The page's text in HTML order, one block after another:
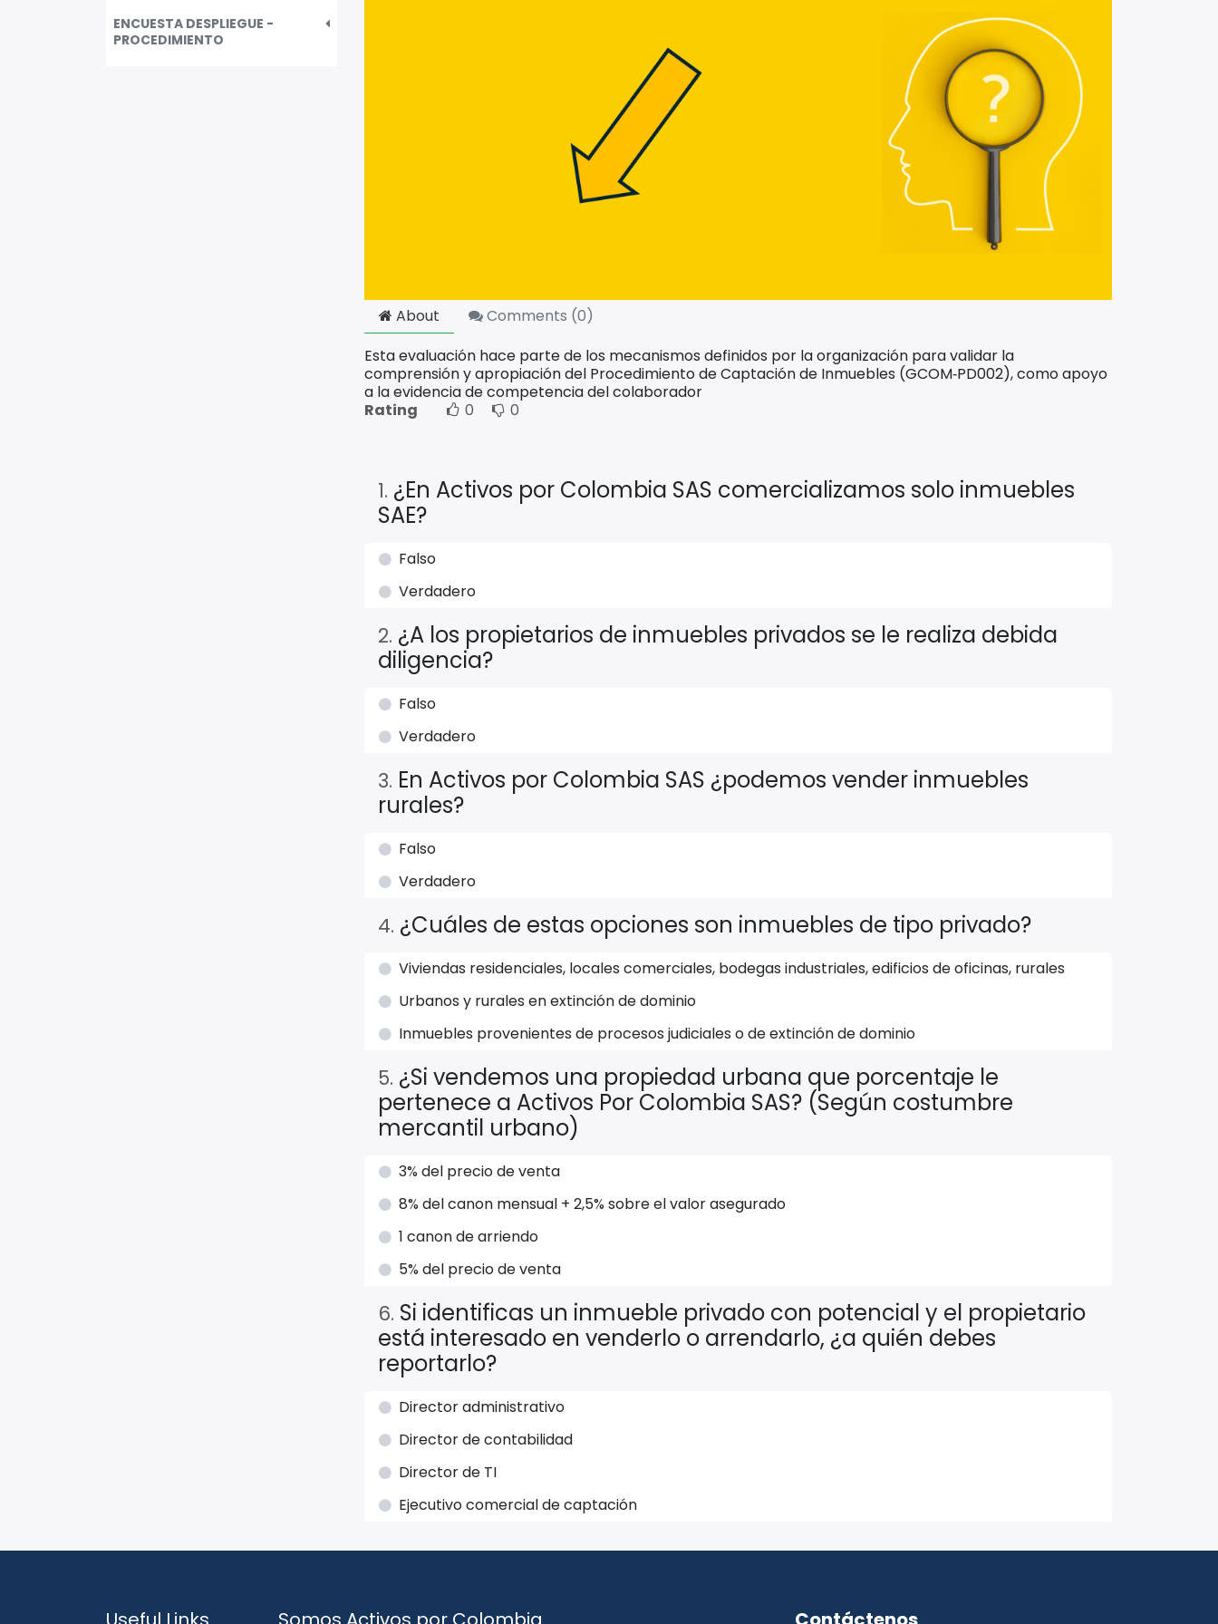
ENCUESTA DESPLIEGUE -
PROCEDIMIENTO
About Comments (0)
Esta evaluación hace parte de los mecanismos definidos por la organización para validar la
comprensión y apropiación del Procedimiento de Captación de Inmuebles (GCOM‑PD002), como apoyo
a la evidencia de competencia del colaborador
Rating
0 0
1. ¿En Activos por Colombia SAS comercializamos solo inmuebles
SAE?
Falso
Verdadero
2. ¿A los propietarios de inmuebles privados se le realiza debida
diligencia?
Falso
Verdadero
3. En Activos por Colombia SAS ¿podemos vender inmuebles
rurales?
Falso
Verdadero
4. ¿Cuáles de estas opciones son inmuebles de tipo privado?
Viviendas residenciales, locales comerciales, bodegas industriales, edificios de oficinas, rurales
Urbanos y rurales en extinción de dominio
Inmuebles provenientes de procesos judiciales o de extinción de dominio
5. ¿Si vendemos una propiedad urbana que porcentaje le
pertenece a Activos Por Colombia SAS? (Según costumbre
mercantil urbano)
3% del precio de venta
8% del canon mensual + 2,5% sobre el valor asegurado
1 canon de arriendo
5% del precio de venta
6. Si identificas un inmueble privado con potencial y el propietario
está interesado en venderlo o arrendarlo, ¿a quién debes
reportarlo?
Director administrativo
Director de contabilidad
Director de TI
Ejecutivo comercial de captación